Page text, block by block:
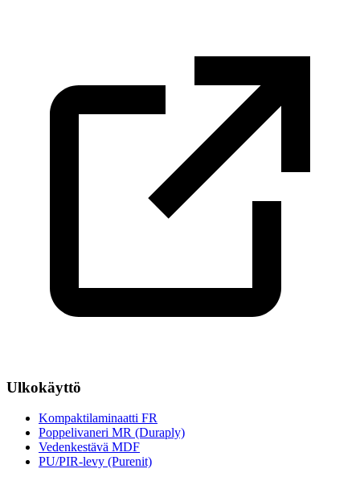
Ulkokäyttö
Kompaktilaminaatti FR
Poppelivaneri MR (Duraply)
Vedenkestävä MDF
PU/PIR-levy (Purenit)